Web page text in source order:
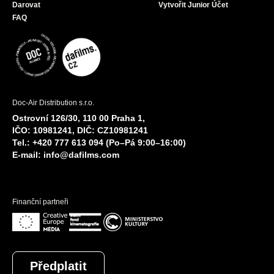
Darovat
FAQ
Vytvořit Junior Účet
Doc-Air Distribution s.r.o.
Ostrovní 126/30, 110 00 Praha 1,
IČO: 10981241, DIČ: CZ10981241
Tel.: +420 777 613 094 (Po–Pá 9:00–16:00)
E-mail: info@dafilms.com
Finanční partneři
Předplatit